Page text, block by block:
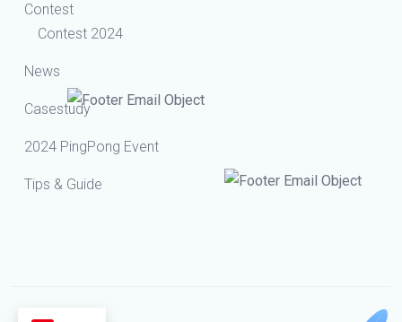
Contest
Contest 2024
News
Casestudy
2024 PingPong Event
Tips & Guide